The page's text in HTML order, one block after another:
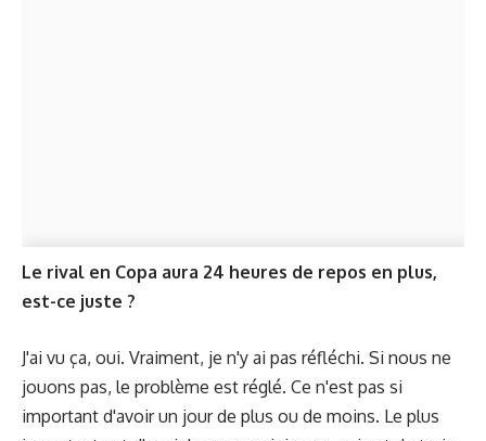
Le rival en Copa aura 24 heures de repos en plus,
est-ce juste ?
J'ai vu ça, oui. Vraiment, je n'y ai pas réfléchi. Si nous ne
jouons pas, le problème est réglé. Ce n'est pas si
important d'avoir un jour de plus ou de moins. Le plus